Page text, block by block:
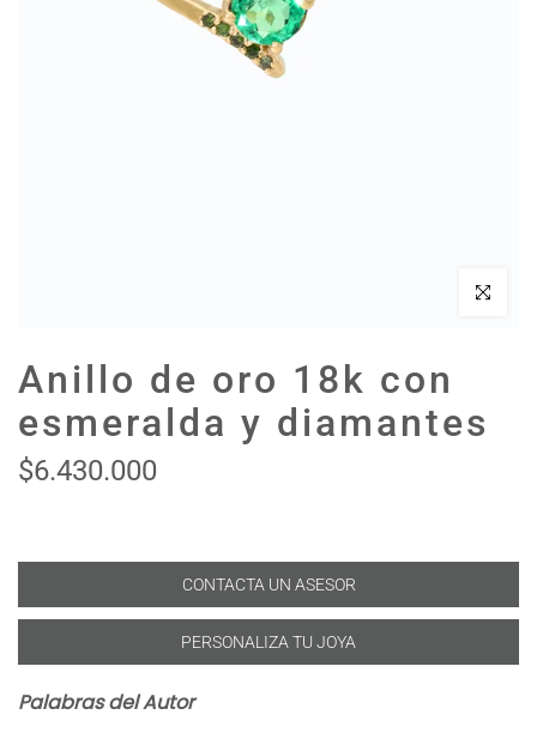
Haz clic
Anillo de oro 18k con
esmeralda y diamantes
$6.430.000
CONTACTA UN ASESOR
PERSONALIZA TU JOYA
Palabras del Autor